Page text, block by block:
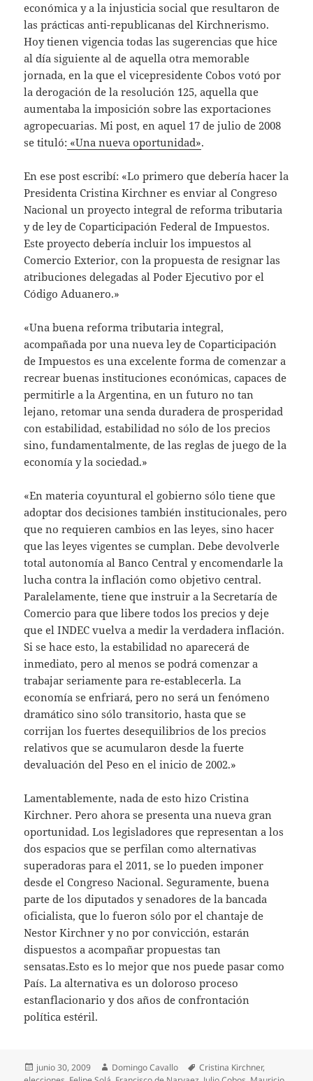
económica y a la injusticia social que resultaron de
las prácticas anti-republicanas del Kirchnerismo.
Hoy tienen vigencia todas las sugerencias que hice
al día siguiente al de aquella otra memorable
jornada, en la que el vicepresidente Cobos votó por
la derogación de la resolución 125, aquella que
aumentaba la imposición sobre las exportaciones
agropecuarias. Mi post, en aquel 17 de julio de 2008
se tituló: «Una nueva oportunidad».
En ese post escribí: «Lo primero que debería hacer la
Presidenta Cristina Kirchner es enviar al Congreso
Nacional un proyecto integral de reforma tributaria
y de ley de Coparticipación Federal de Impuestos.
Este proyecto debería incluir los impuestos al
Comercio Exterior, con la propuesta de resignar las
atribuciones delegadas al Poder Ejecutivo por el
Código Aduanero.»
«Una buena reforma tributaria integral,
acompañada por una nueva ley de Coparticipación
de Impuestos es una excelente forma de comenzar a
recrear buenas instituciones económicas, capaces de
permitirle a la Argentina, en un futuro no tan
lejano, retomar una senda duradera de prosperidad
con estabilidad, estabilidad no sólo de los precios
sino, fundamentalmente, de las reglas de juego de la
economía y la sociedad.»
«En materia coyuntural el gobierno sólo tiene que
adoptar dos decisiones también institucionales, pero
que no requieren cambios en las leyes, sino hacer
que las leyes vigentes se cumplan. Debe devolverle
total autonomía al Banco Central y encomendarle la
lucha contra la inflación como objetivo central.
Paralelamente, tiene que instruir a la Secretaría de
Comercio para que libere todos los precios y deje
que el INDEC vuelva a medir la verdadera inflación.
Si se hace esto, la estabilidad no aparecerá de
inmediato, pero al menos se podrá comenzar a
trabajar seriamente para re-establecerla. La
economía se enfriará, pero no será un fenómeno
dramático sino sólo transitorio, hasta que se
corrijan los fuertes desequilibrios de los precios
relativos que se acumularon desde la fuerte
devaluación del Peso en el inicio de 2002.»
Lamentablemente, nada de esto hizo Cristina
Kirchner. Pero ahora se presenta una nueva gran
oportunidad. Los legisladores que representan a los
dos espacios que se perfilan como alternativas
superadoras para el 2011, se lo pueden imponer
desde el Congreso Nacional. Seguramente, buena
parte de los diputados y senadores de la bancada
oficialista, que lo fueron sólo por el chantaje de
Nestor Kirchner y no por convicción, estarán
dispuestos a acompañar propuestas tan
sensatas.Esto es lo mejor que nos puede pasar como
País. La alternativa es un doloroso proceso
estanflacionario y dos años de confrontación
política estéril.
Publicado
junio 30, 2009 Autor
Domingo Cavallo Etiquetas
Cristina Kirchner,